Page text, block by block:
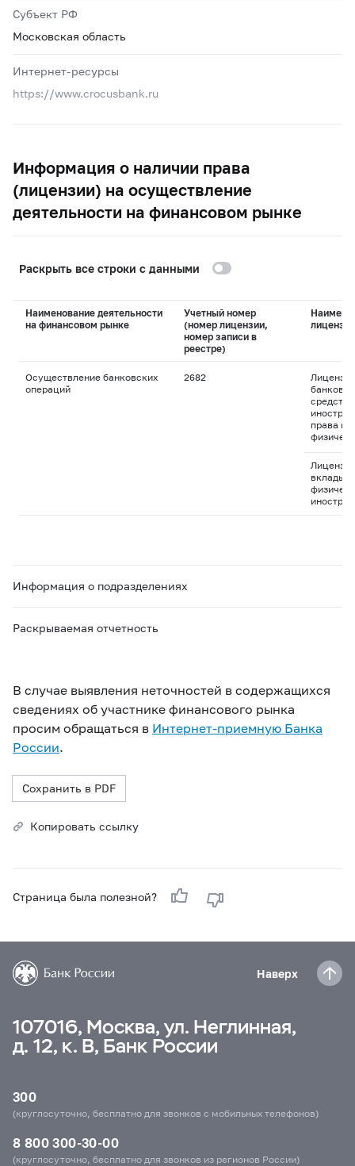
Субъект РФ
Московская область
Интернет-ресурсы
https://www.crocusbank.ru
Информация о наличии права
(лицензии) на осуществление
деятельности на финансовом рынке
Раскрыть все строки с данными
Наименование деятельности
на финансовом рынке
Учетный номер
(номер лицензии,
номер записи в
реестре)
лицензии
Осуществление банковских
операций
2682
права
вклады
Информация о подразделениях
Раскрываемая отчетность
В случае выявления неточностей в содержащихся
сведениях об участнике финансового рынка
просим обращаться в Интернет-приемную Банка
России.
Сохранить в PDF
Копировать ссылку
Страница была полезной?
Наверх
107016, Москва, ул. Неглинная,
д. 12, к. В, Банк России
300
(круглосуточно, бесплатно для звонков с мобильных телефонов)
8 800 300-30-00
(круглосуточно, бесплатно для звонков из регионов России)